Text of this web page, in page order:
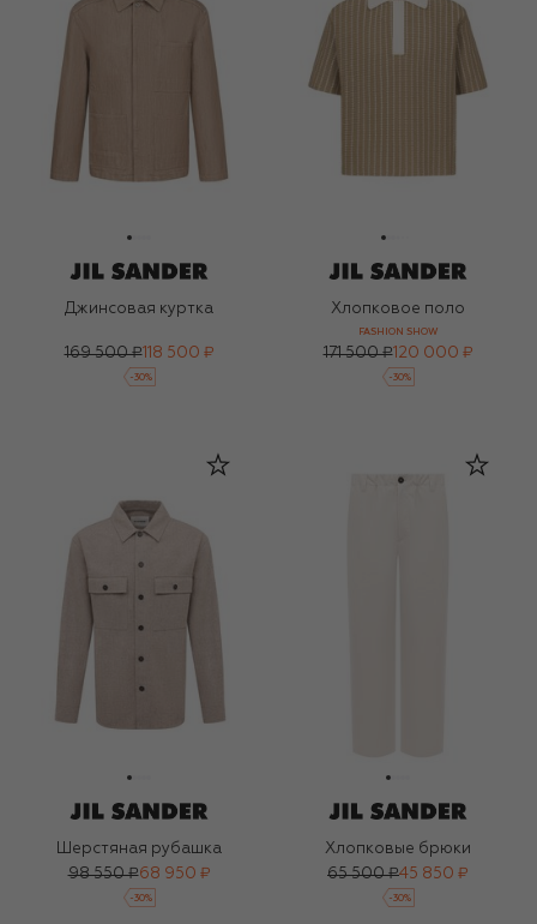
Джинсовая куртка
169 500 ₽118 500 ₽
-30%
Хлопковое поло
FASHION SHOW
171 500 ₽120 000 ₽
-30%
Шерстяная рубашка
98 550 ₽68 950 ₽
-30%
Хлопковые брюки
65 500 ₽45 850 ₽
-30%